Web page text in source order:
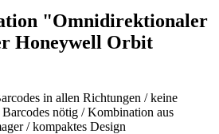
"Omnidirektionaler
Honeywell Orbit
in allen Richtungen / keine
nötig / Kombination aus
/ kompaktes Design